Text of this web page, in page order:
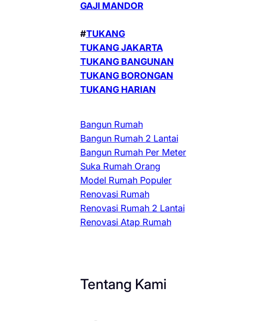
GAJI MANDOR
#TUKANG
TUKANG JAKARTA
TUKANG BANGUNAN
TUKANG BORONGAN
TUKANG HARIAN
Bangun Rumah
Bangun Rumah 2 Lantai
Bangun Rumah Per Meter
Suka Rumah Orang
Model Rumah Populer
Renovasi Rumah
Renovasi Rumah 2 Lantai
Renovasi Atap Rumah
Tentang Kami